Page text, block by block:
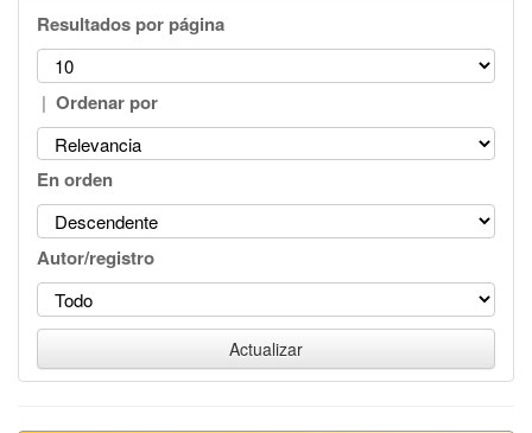
Resultados por página
| Ordenar por
En orden
Autor/registro